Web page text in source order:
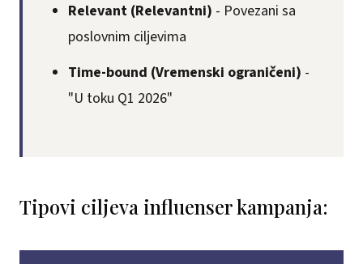
Relevant (Relevantni) - Povezani sa
poslovnim ciljevima
Time-bound (Vremenski ograničeni) -
"U toku Q1 2026"
Tipovi ciljeva influenser kampanja: